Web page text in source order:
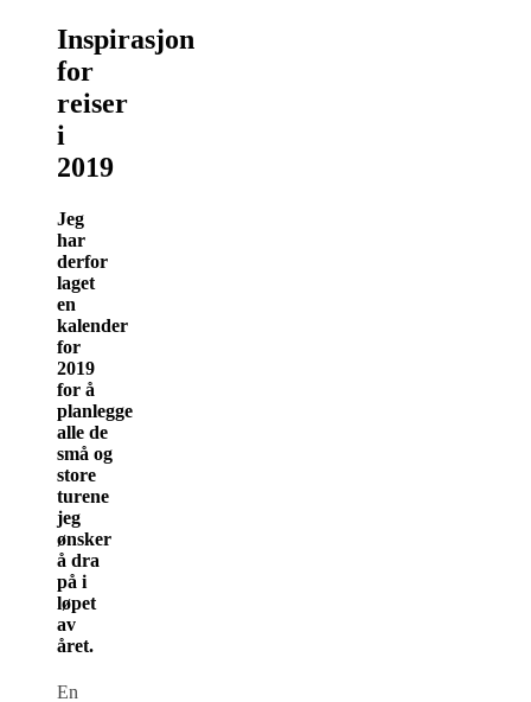
Inspirasjon
for
reiser
i
2019
Jeg
har
derfor
laget
en
kalender
for
2019
for å
planlegge
alle de
små og
store
turene
jeg
ønsker
å dra
på i
løpet
av
året.
En